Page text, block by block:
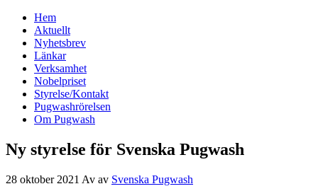
Svenska Pugwash
Hem
Aktuellt
Nyhetsbrev
Länkar
Verksamhet
Nobelpriset
Styrelse/Kontakt
Pugwashrörelsen
Om Pugwash
Ny styrelse för Svenska Pugwash
28 oktober 2021 Av av Svenska Pugwash